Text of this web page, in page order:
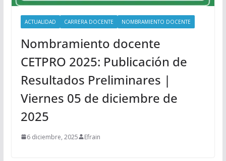
ACTUALIDAD CARRERA DOCENTE NOMBRAMIENTO DOCENTE
Nombramiento docente
CETPRO 2025: Publicación de
Resultados Preliminares |
Viernes 05 de diciembre de
2025
6 diciembre, 2025 Efrain